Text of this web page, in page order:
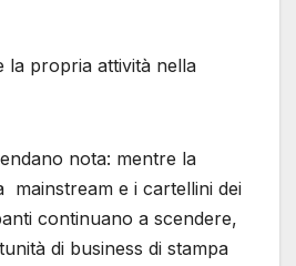
la propria attività nella
nota: mentre la
mainstream e i cartellini dei
continuano a scendere,
di business di stampa